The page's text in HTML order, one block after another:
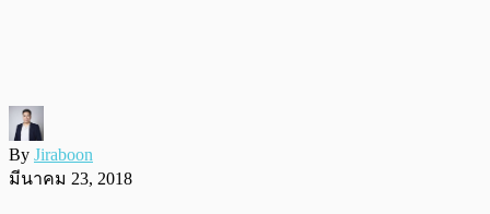
By Jiraboon
มีนาคม 23, 2018